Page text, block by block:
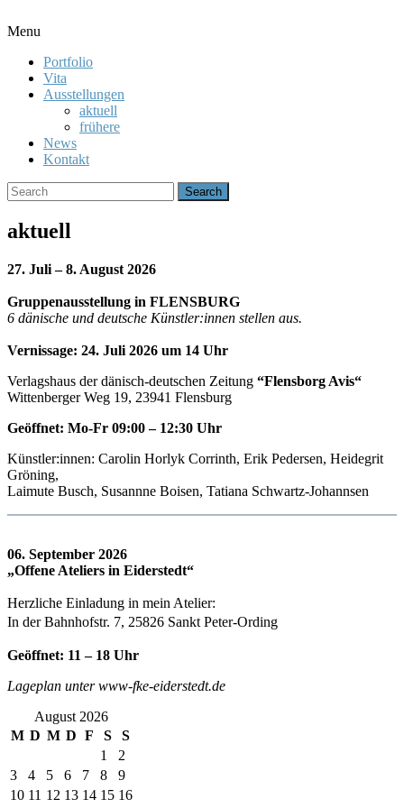
Menu
Menu
Portfolio
Vita
Ausstellungen
aktuell
frühere
News
Kontakt
Search
for:
aktuell
27. Juli – 8. August 2026
Gruppenausstellung in FLENSBURG
6 dänische und deutsche Künstler:innen stellen aus.
Vernissage: 24. Juli 2026 um 14 Uhr
Verlagshaus der dänisch-deutschen Zeitung “Flensborg Avis“
Wittenberger Weg 19, 23941 Flensburg
Geöffnet: Mo-Fr 09:00 – 12:30 Uhr
Künstler:innen: Carolin Horlyk Corrinth, Erik Pedersen, Heidegrit
Gröning,
Laimute Busch, Susannne Boisen, Tatiana Schwartz-Johannsen
06. September 2026
„Offene Ateliers in Eiderstedt“
Herzliche Einladung in mein Atelier:
In der Bahnhofstr. 7, 25826 Sankt Peter-Ording
Geöffnet: 11 – 18 Uhr
Lageplan unter www-fke-eiderstedt.de
August 2026
M D M D F S
S
1
2
3
4 5 6 7 8
9
10 11 12 13 14 15 16